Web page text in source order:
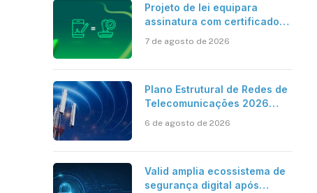
Projeto de lei equipara
assinatura com certificado
reconhecimento de firma em
7 de agosto de 2026
Plano Estrutural de Redes de
Telecomunicações 2026
móvel, mas mantém desafio
6 de agosto de 2026
Valid amplia ecossistema de
segurança digital após